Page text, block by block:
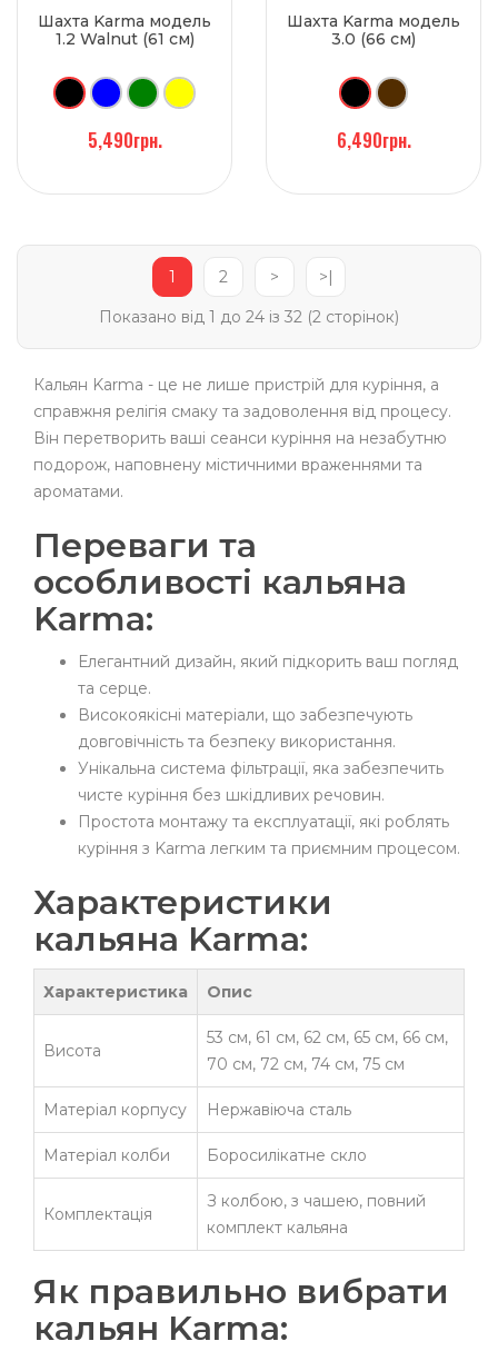
Шахта Karma модель
1.2 Walnut (61 см)
5,490грн.
Шахта Karma модель
3.0 (66 см)
6,490грн.
1 2 >
>|
Показано від 1 до 24 із 32 (2 сторінок)
Кальян Karma - це не лише пристрій для куріння, а
справжня релігія смаку та задоволення від процесу.
Він перетворить ваші сеанси куріння на незабутню
подорож, наповнену містичними враженнями та
ароматами.
Переваги та
особливості кальяна
Karma:
Елегантний дизайн, який підкорить ваш погляд
та серце.
Високоякісні матеріали, що забезпечують
довговічність та безпеку використання.
Унікальна система фільтрації, яка забезпечить
чисте куріння без шкідливих речовин.
Простота монтажу та експлуатації, які роблять
куріння з Karma легким та приємним процесом.
Характеристики
кальяна Karma:
Характеристика Опис
Висота
53 см, 61 см, 62 см, 65 см, 66 см,
70 см, 72 см, 74 см, 75 см
Матеріал корпусу Нержавіюча сталь
Матеріал колби Боросилікатне скло
Комплектація
З колбою, з чашею, повний
комплект кальяна
Як правильно вибрати
кальян Karma: